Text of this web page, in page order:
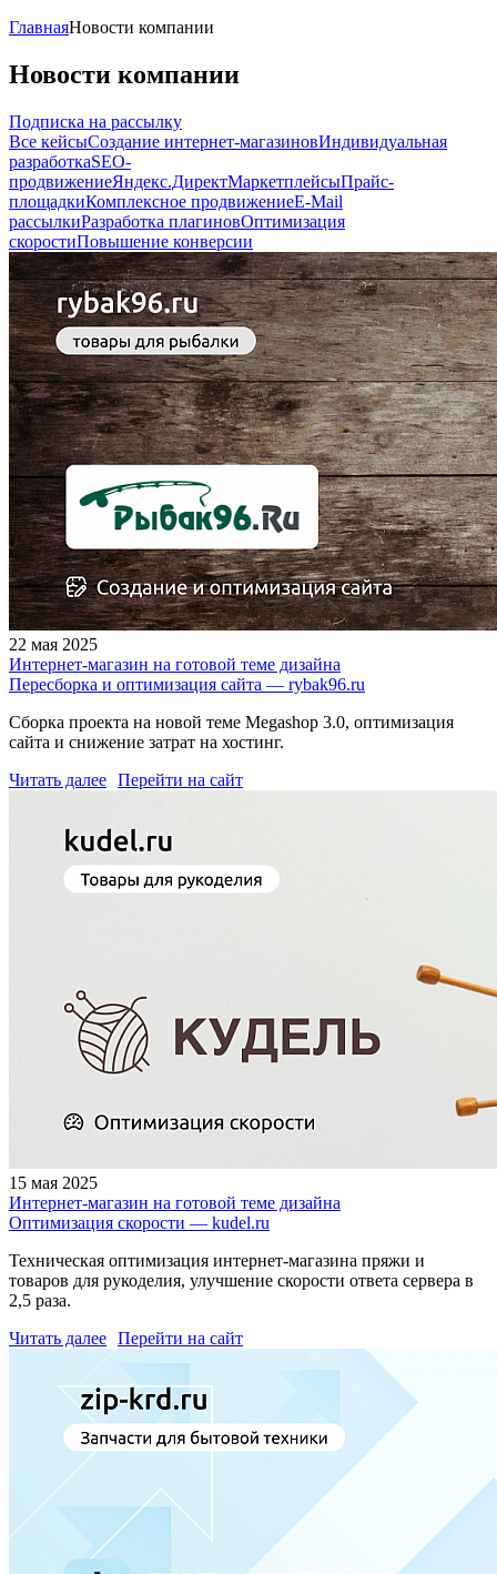
ГлавнаяНовости компании
Новости компании
Подписка на рассылку
Все кейсыСоздание интернет-магазиновИндивидуальная
разработкаSEO-
продвижениеЯндекс.ДиректМаркетплейсыПрайс-
площадкиКомплексное продвижениеE-Mail
рассылкиРазработка плагиновОптимизация
скоростиПовышение конверсии
22 мая 2025
Интернет-магазин на готовой теме дизайна
Пересборка и оптимизация сайта — rybak96.ru
Сборка проекта на новой теме Megashop 3.0, оптимизация
сайта и снижение затрат на хостинг.
Читать далее Перейти на сайт
15 мая 2025
Интернет-магазин на готовой теме дизайна
Оптимизация скорости — kudel.ru
Техническая оптимизация интернет-магазина пряжи и
товаров для рукоделия, улучшение скорости ответа сервера в
2,5 раза.
Читать далее Перейти на сайт